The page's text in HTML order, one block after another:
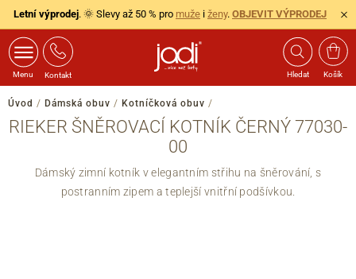
Letní výprodej. 🌞 Slevy až 50 % pro muže i ženy. OBJEVIT VÝPRODEJ
Menu Kontakt Hledat Košík
Úvod / Dámská obuv / Kotníčková obuv /
RIEKER ŠNĚROVACÍ KOTNÍK ČERNÝ 77030-
00
Dámský zimní kotník v elegantním střihu na šněrování, s
postranním zipem a teplejší vnitřní podšívkou.